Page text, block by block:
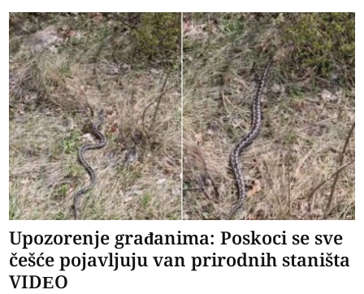
Upozorenje građanima: Poskoci se sve
češće pojavljuju van prirodnih staništa
VIDEO